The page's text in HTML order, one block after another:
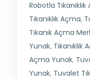
Robotla
Tıkanıklık Açma,
Tıkanık Açma
Yunak,
Açma Yunak,
Yunak, Tuvalet